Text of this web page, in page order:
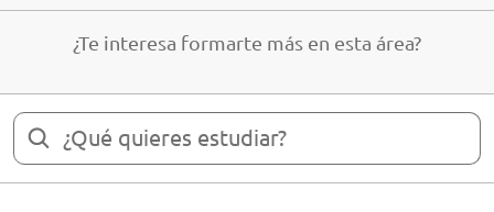
¿Te interesa formarte más en esta área?